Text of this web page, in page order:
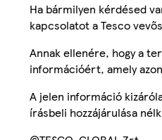
Ha bármilyen kérdésed
kapcsolatot a Tesco
Annak ellenére, hogy a
információért, amely
A jelen információ
írásbeli hozzájárulása